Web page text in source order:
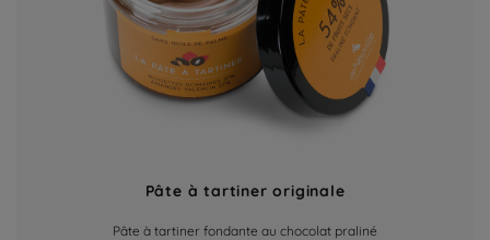
Pâte à tartiner originale
Pâte à tartiner fondante au chocolat praliné